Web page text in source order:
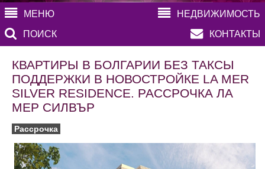
МЕНЮ
НЕДВИЖИМОСТЬ
ПОИСК
КОНТАКТЫ
КВАРТИРЫ В БОЛГАРИИ БЕЗ ТАКСЫ
ПОДДЕРЖКИ В НОВОСТРОЙКЕ LA MER
SILVER RESIDENCE. РАССРОЧКА ЛА
МЕР СИЛВЪР
Рассрочка